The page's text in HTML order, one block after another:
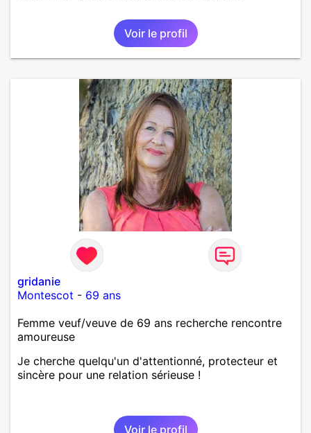
Voir le profil
gridanie
Montescot - 69 ans
Femme veuf/veuve de 69 ans recherche rencontre
amoureuse
Je cherche quelqu'un d'attentionné, protecteur et
sincère pour une relation sérieuse !
Voir le profil